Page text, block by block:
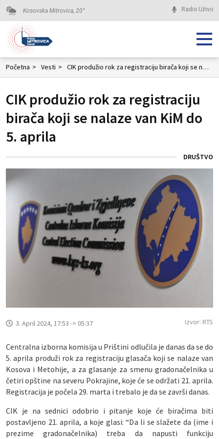
Kosovska Mitrovica, 20° Radio Uživo
Početna > Vesti > CIK produžio rok za registraciju birača koji se nalaze van KiM do 5. aprila
CIK produžio rok za registraciju
birača koji se nalaze van KiM do
5. aprila
DRUŠTVO
3. April 2024, 17:53 -> 05:37 Izvor: RTS
Centralna izborna komisija u Prištini odlučila je danas da se do
5. aprila produži rok za registraciju glasača koji se nalaze van
Kosova i Metohije, a za glasanje za smenu gradonačelnika u
četiri opštine na severu Pokrajine, koje će se održati 21. aprila.
Registracija je počela 29. marta i trebalo je da se završi danas.
CIK je na sednici odobrio i pitanje koje će biračima biti
postavljeno 21. aprila, a koje glasi: “Da li se slažete da (ime i
prezime gradonačelnika) treba da napusti funkciju